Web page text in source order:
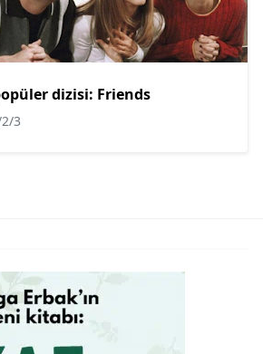
dizisi: Friends
3